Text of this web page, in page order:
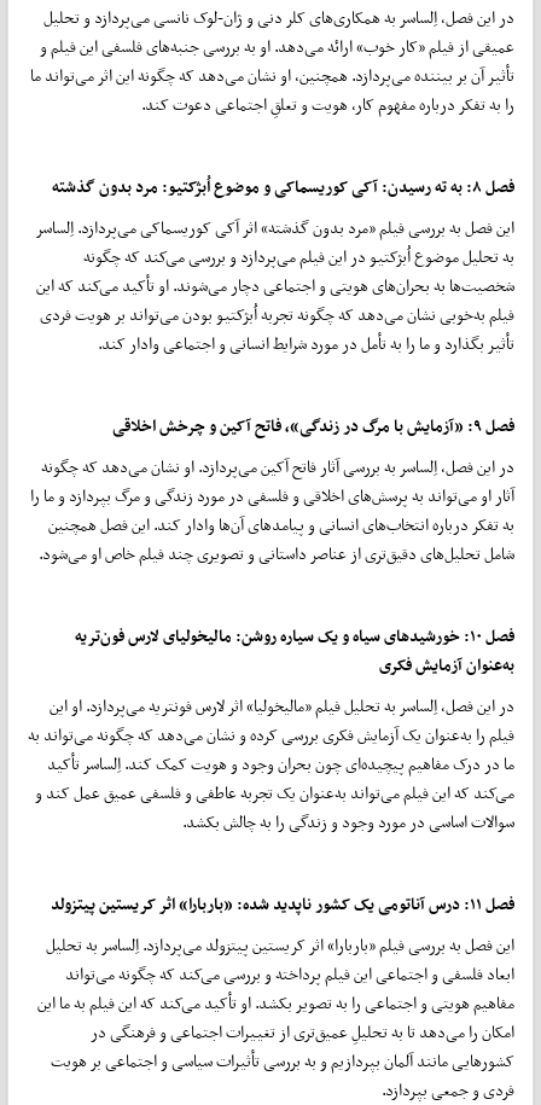
در این فصل، اِلساسر به همکاری‌های کلر دنی و ژان-لوک نانسی می‌پردازد و تحلیل
عمیقی از فیلم «کار خوب» ارائه می‌دهد. او به بررسی جنبه‌های فلسفی این فیلم و
تأثیر آن بر بیننده می‌پردازد. همچنین، او نشان می‌دهد که چگونه این اثر می‌تواند ما
را به تفکر درباره‌ مفهوم کار، هویت و تعلقِ اجتماعی دعوت کند.
فصل۸: به ته رسیدن: آکی کوریسماکی و موضوع اُبژکتیو: مرد بدون گذشته
این فصل به بررسی فیلم «مرد بدون گذشته» اثر آکی کوریسماکی می‌پردازد. اِلساسر
به تحلیل موضوع اُبژکتیو در این فیلم می‌پردازد و بررسی می‌کند که چگونه
شخصیت‌ها به بحران‌های هویتی و اجتماعی دچار می‌شوند. او تأکید می‌کند که این
فیلم به‌خوبی نشان می‌دهد که چگونه تجربه‌ اُبژکتیو بودن می‌تواند بر هویت فردی
تأثیر بگذارد و ما را به تأمل در مورد شرایط انسانی و اجتماعی وادار کند.
فصل۹: «
آزمایش با مرگ در زندگی»، فاتح آکین و چرخش اخلاقی
در این فصل، اِلساسر به بررسی آثار فاتح آکین می‌پردازد. او نشان می‌دهد که چگونه
آثار او می‌تواند به پرسش‌های اخلاقی و فلسفی در مورد زندگی و مرگ بپردازد و ما را
به تفکر درباره‌ انتخاب‌های انسانی و پیامدهای آن‌ها وادار کند. این فصل همچنین
شامل تحلیل‌های دقیق‌تری از عناصر داستانی و تصویری چند فیلم خاص او می‌شود.
فصل۱۰: خورشیدهای سیاه و یک سیاره روشن: مالیخولیای لارس فون‌تریه
به‌عنوان آزمایش فکری
در این فصل، اِلساسر به تحلیل فیلم «مالیخولیا» اثر لارس فون‎تریه می‌پردازد. او این
فیلم را به‌عنوان یک آزمایش فکری بررسی کرده و نشان می‌دهد که چگونه می‌تواند به
ما در درک مفاهیم پیچیده‌ای چون بحران وجود و هویت کمک کند. اِلساسر تأکید
می‌کند که این فیلم می‌تواند به‌عنوان یک تجربه عاطفی و فلسفی عمیق عمل کند و
سوالات اساسی در مورد وجود و زندگی را به چالش بکشد.
فصل۱۱: درس آناتومی یک کشور ناپدید شده: «باربارا» اثر کریستین پیتزولد
این فصل به بررسی فیلم «باربارا» اثر کریستین پیتزولد می‌پردازد. اِلساسر به تحلیل
ابعاد فلسفی و اجتماعی این فیلم پرداخته و بررسی می‌کند که چگونه می‌تواند
مفاهیم هویتی و اجتماعی را به تصویر بکشد. او تأکید می‌کند که این فیلم به ما این
امکان را می‌دهد تا به تحلیلِ عمیق‌تری از تغییرات اجتماعی و فرهنگی در
کشورهایی مانند آلمان بپردازیم و به بررسی تأثیرات سیاسی و اجتماعی بر هویت
فردی و جمعی بپردازد.